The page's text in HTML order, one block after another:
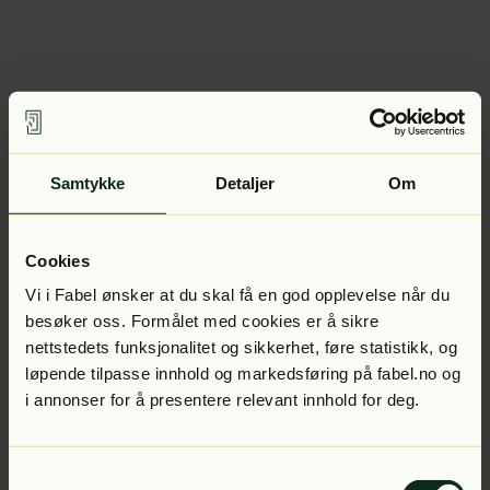
Samtykke Detaljer Om
Cookies
Vi i Fabel ønsker at du skal få en god opplevelse når du
besøker oss. Formålet med cookies er å sikre
nettstedets funksjonalitet og sikkerhet, føre statistikk, og
løpende tilpasse innhold og markedsføring på fabel.no og
i annonser for å presentere relevant innhold for deg.